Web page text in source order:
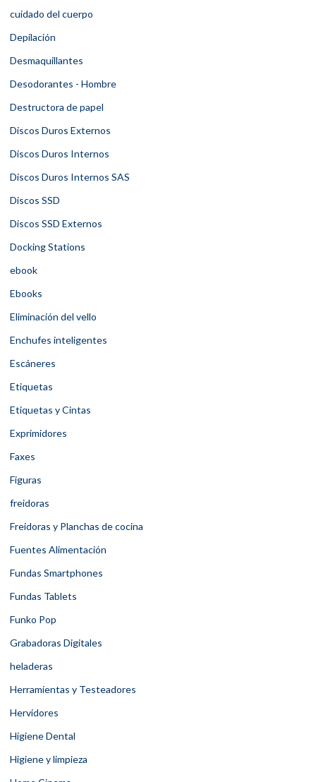
cuidado del cuerpo
Depilación
Desmaquillantes
Desodorantes - Hombre
Destructora de papel
Discos Duros Externos
Discos Duros Internos
Discos Duros Internos SAS
Discos SSD
Discos SSD Externos
Docking Stations
ebook
Ebooks
Eliminación del vello
Enchufes inteligentes
Escáneres
Etiquetas
Etiquetas y Cintas
Exprimidores
Faxes
Figuras
freidoras
Freidoras y Planchas de cocina
Fuentes Alimentación
Fundas Smartphones
Fundas Tablets
Funko Pop
Grabadoras Digitales
heladeras
Herramientas y Testeadores
Hervidores
Higiene Dental
Higiene y limpieza